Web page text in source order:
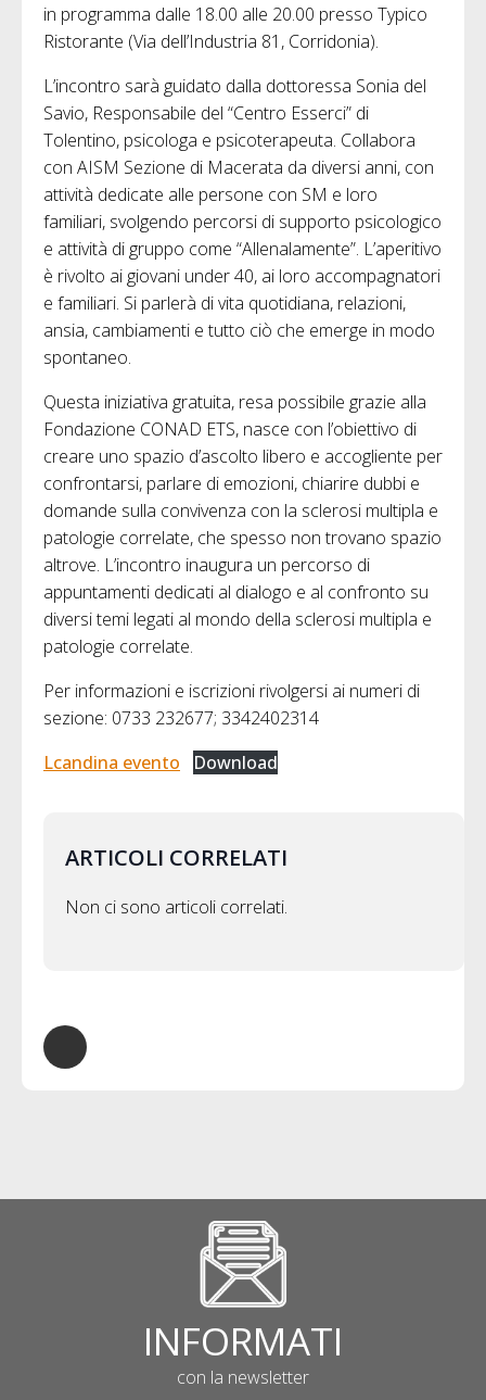
in programma dalle 18.00 alle 20.00 presso Typico
Ristorante (Via dell’Industria 81, Corridonia).
L’incontro sarà guidato dalla dottoressa Sonia del
Savio, Responsabile del “Centro Esserci” di
Tolentino, psicologa e psicoterapeuta. Collabora
con AISM Sezione di Macerata da diversi anni, con
attività dedicate alle persone con SM e loro
familiari, svolgendo percorsi di supporto psicologico
e attività di gruppo come “Allenalamente”. L’aperitivo
è rivolto ai giovani under 40, ai loro accompagnatori
e familiari. Si parlerà di vita quotidiana, relazioni,
ansia, cambiamenti e tutto ciò che emerge in modo
spontaneo.
Questa iniziativa gratuita, resa possibile grazie alla
Fondazione CONAD ETS, nasce con l’obiettivo di
creare uno spazio d’ascolto libero e accogliente per
confrontarsi, parlare di emozioni, chiarire dubbi e
domande sulla convivenza con la sclerosi multipla e
patologie correlate, che spesso non trovano spazio
altrove. L’incontro inaugura un percorso di
appuntamenti dedicati al dialogo e al confronto su
diversi temi legati al mondo della sclerosi multipla e
patologie correlate.
Per informazioni e iscrizioni rivolgersi ai numeri di
sezione: 0733 232677; 3342402314
Lcandina evento
Download
ARTICOLI CORRELATI
Non ci sono articoli correlati.
INFORMATI
con la newsletter